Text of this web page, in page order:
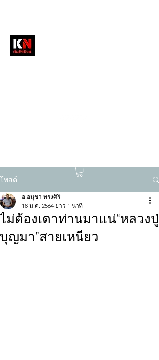
โพสต์
ไม่ต้องเดาท่านมาแน่“หลวงปู่
บุญมา”สายเหนียว
อ.อนุชา ทรงศิริ
18 ม.ค. 2564 ยาว 1 นาที